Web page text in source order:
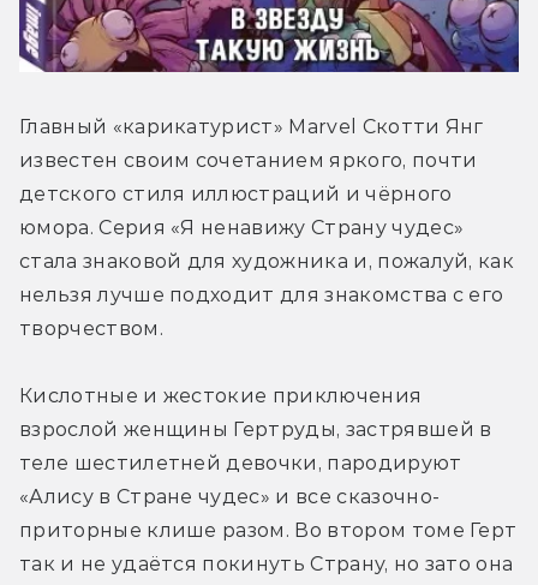
Главный «карикатурист» Marvel Скотти Янг
известен своим сочетанием яркого, почти
детского стиля иллюстраций и чёрного
юмора. Серия «Я ненавижу Страну чудес»
стала знаковой для художника и, пожалуй, как
нельзя лучше подходит для знакомства с его
творчеством.
Кислотные и жестокие приключения
взрослой женщины Гертруды, застрявшей в
теле шестилетней девочки, пародируют
«Алису в Стране чудес» и все сказочно-
приторные клише разом. Во втором томе Герт
так и не удаётся покинуть Страну, но зато она